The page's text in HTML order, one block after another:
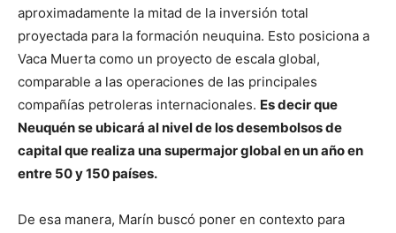
aproximadamente la mitad de la inversión total
proyectada para la formación neuquina. Esto posiciona a
Vaca Muerta como un proyecto de escala global,
comparable a las operaciones de las principales
compañías petroleras internacionales. Es decir que
Neuquén se ubicará al nivel de los desembolsos de
capital que realiza una supermajor global en un año en
entre 50 y 150 países.
De esa manera, Marín buscó poner en contexto para